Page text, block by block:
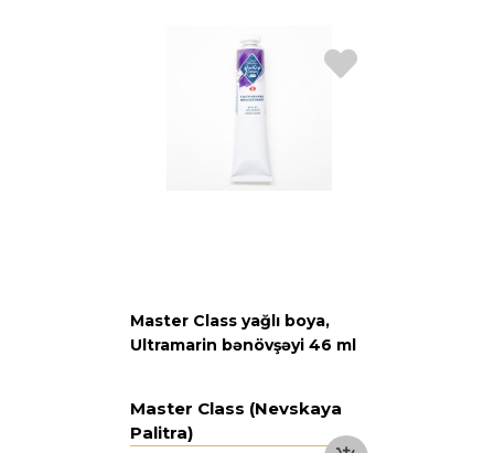
Master Class yağlı boya,
Ultramarin bənövşəyi 46 ml
Master Class (Nevskaya
Palitra)